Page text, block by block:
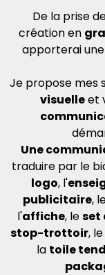
De la prise
création en
apporterai
Je propose mes
visuelleet
Une
traduire par le
logo, l'
publicitaire,
l'affiche, leset
stop-trottoir, le
la toile